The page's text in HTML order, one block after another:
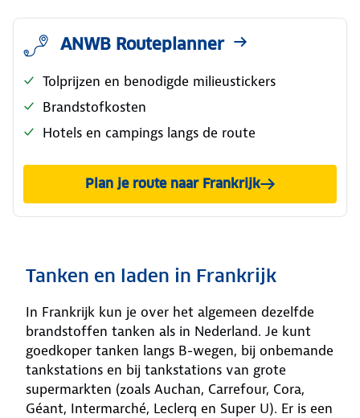
ANWB Routeplanner
Tolprijzen en benodigde milieustickers
Brandstofkosten
Hotels en campings langs de route
Plan je route naar Frankrijk
Tanken en laden in Frankrijk
In Frankrijk kun je over het algemeen dezelfde
brandstoffen tanken als in Nederland. Je kunt
goedkoper tanken langs B-wegen, bij onbemande
tankstations en bij tankstations van grote
supermarkten (zoals Auchan, Carrefour, Cora,
Géant, Intermarché, Leclerq en Super U). Er is een